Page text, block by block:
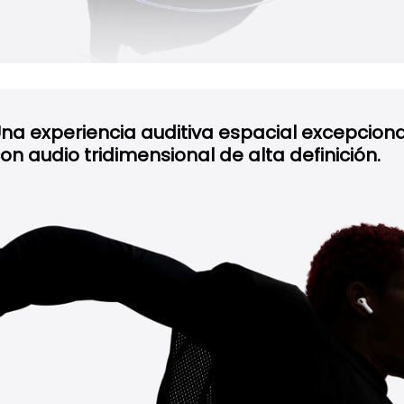
experiencia auditiva espacial
audio tridimensional de alta definición.